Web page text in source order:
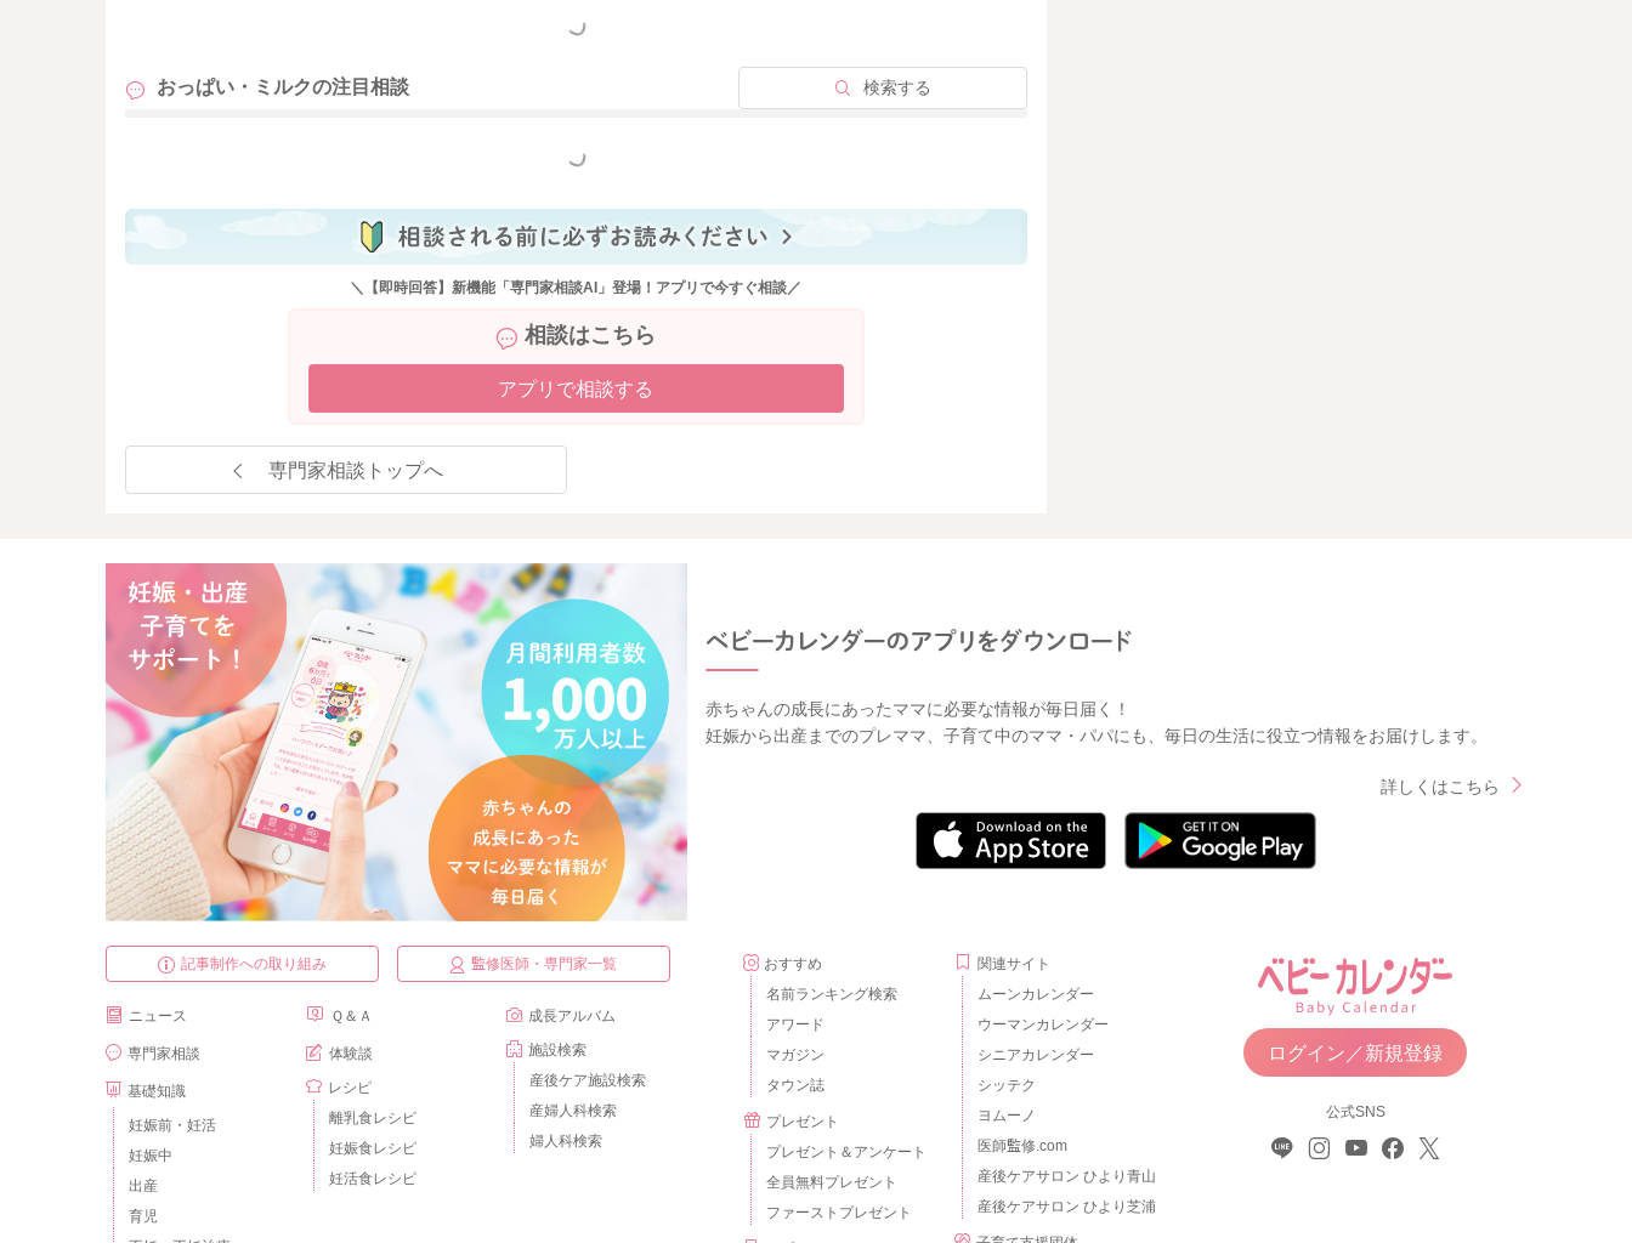
もっと見る
おっぱい・ミルクの注目相談 検索する
もっと見る
＼【即時回答】新機能「専門家相談AI」登場！アプリで今すぐ相談／
相談はこちら
アプリで相談する
専門家相談トップへ
赤ちゃんの成長にあったママに必要な情報が毎日届く！
妊娠から出産までのプレママ、子育て中のママ・パパにも、毎日の生活に役立つ情報をお届けします。
詳しくはこちら
記事制作への取り組み 監修医師・専門家一覧
ニュース
専門家相談
基礎知識
妊娠前・妊活
妊娠中
出産
育児
Ｑ＆Ａ
体験談
レシピ
離乳食レシピ
妊娠食レシピ
妊活食レシピ
成長アルバム
施設検索
産後ケア施設検索
産婦人科検索
婦人科検索
おすすめ
名前ランキング検索
アワード
マガジン
タウン誌
プレゼント
プレゼント＆アンケート
全員無料プレゼント
ファーストプレゼント
関連サイト
ムーンカレンダー
ウーマンカレンダー
シニアカレンダー
シッテク
ヨムーノ
医師監修.com
産後ケアサロン ひより青山
産後ケアサロン ひより芝浦
ログイン／新規登録
公式SNS